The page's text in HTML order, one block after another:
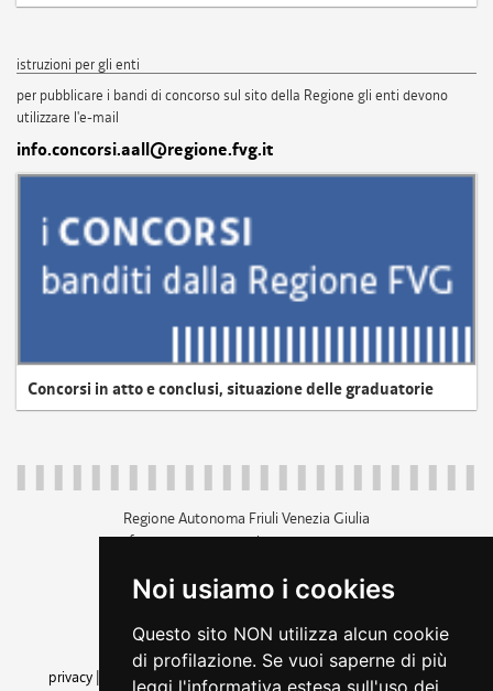
Noi usiamo i cookies
Questo sito NON utilizza alcun cookie
di profilazione. Se vuoi saperne di più
leggi l'informativa estesa sull'uso dei
istruzioni per gli enti
per pubblicare i bandi di concorso sul sito della Regione gli enti devono
utilizzare l'e-mail
info.concorsi.aall@regione.fvg.it
Concorsi in atto e conclusi, situazione delle graduatorie
Regione Autonoma Friuli Venezia Giulia
c.f. 80014930327; p.iva 00526040324
+39 040 3771111
amministrazione trasparente
privacy
cookie |note legali accessibilità
dichiarazione di